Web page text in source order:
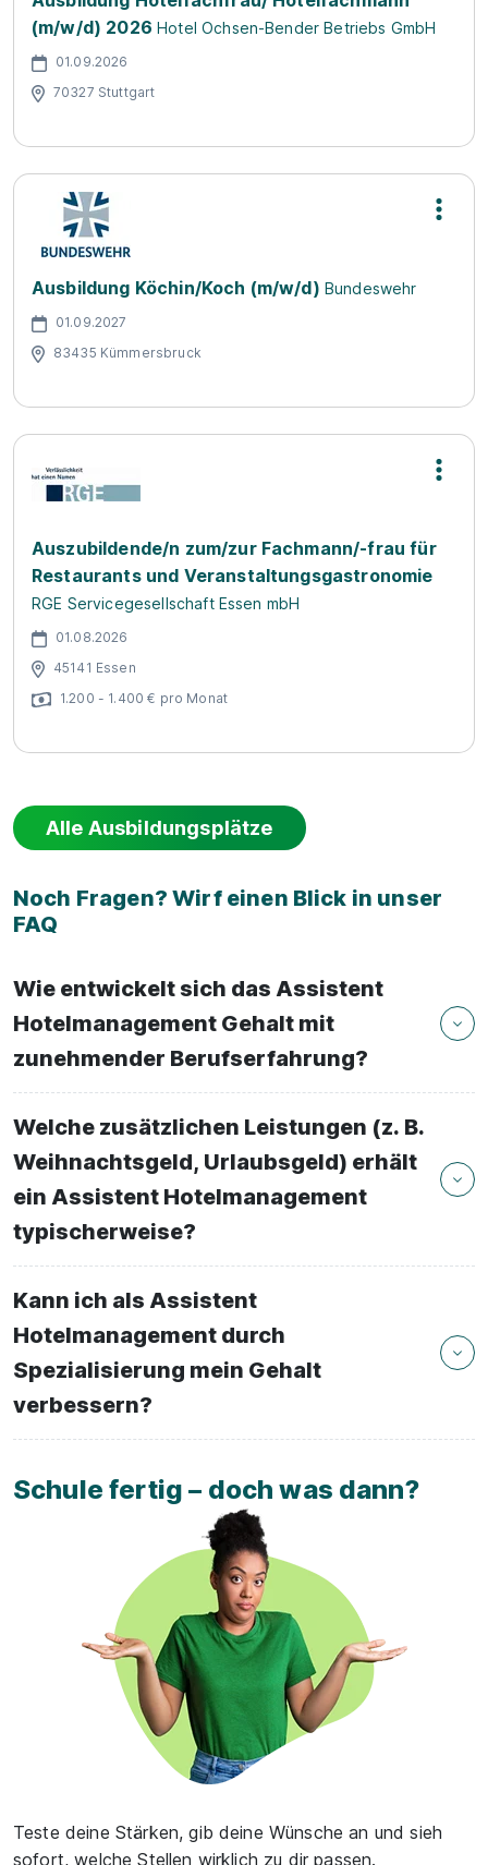
(m/w/d) 2026 Hotel Ochsen-Bender Betriebs GmbH
01.09.2026
70327 Stuttgart
Ausbildung Köchin/Koch (m/w/d) Bundeswehr
01.09.2027
83435 Kümmersbruck
Auszubildende/n zum/zur Fachmann/-frau für
Restaurants und Veranstaltungsgastronomie
RGE Servicegesellschaft Essen mbH
01.08.2026
45141 Essen
1.200 - 1.400 € pro Monat
Alle Ausbildungsplätze
Noch Fragen? Wirf einen Blick in unser
FAQ
Wie entwickelt sich das Assistent
Hotelmanagement Gehalt mit
zunehmender Berufserfahrung?
Welche zusätzlichen Leistungen (z. B.
Weihnachtsgeld, Urlaubsgeld) erhält
ein Assistent Hotelmanagement
typischerweise?
Kann ich als Assistent
Hotelmanagement durch
Spezialisierung mein Gehalt
verbessern?
Schule fertig – doch was dann?
Teste deine Stärken, gib deine Wünsche an und sieh
sofort, welche Stellen wirklich zu dir passen.